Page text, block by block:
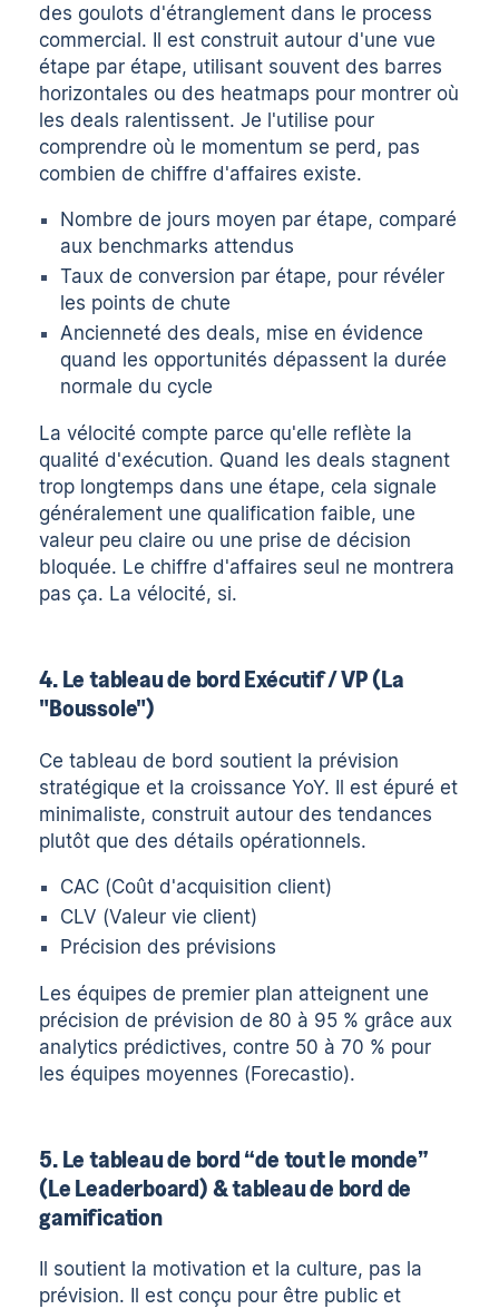
des goulots d'étranglement dans le process
commercial. Il est construit autour d'une vue
étape par étape, utilisant souvent des barres
horizontales ou des heatmaps pour montrer où
les deals ralentissent. Je l'utilise pour
comprendre où le momentum se perd, pas
combien de chiffre d'affaires existe.
Nombre de jours moyen par étape, comparé
aux benchmarks attendus
Taux de conversion par étape, pour révéler
les points de chute
Ancienneté des deals, mise en évidence
quand les opportunités dépassent la durée
normale du cycle
La vélocité compte parce qu'elle reflète la
qualité d'exécution. Quand les deals stagnent
trop longtemps dans une étape, cela signale
généralement une qualification faible, une
valeur peu claire ou une prise de décision
bloquée. Le chiffre d'affaires seul ne montrera
pas ça. La vélocité, si.
4. Le tableau de bord Exécutif / VP (La
"Boussole")
Ce tableau de bord soutient la prévision
stratégique et la croissance YoY. Il est épuré et
minimaliste, construit autour des tendances
plutôt que des détails opérationnels.
CAC (Coût d'acquisition client)
CLV (Valeur vie client)
Précision des prévisions
Les équipes de premier plan atteignent une
précision de prévision de 80 à 95 % grâce aux
analytics prédictives, contre 50 à 70 % pour
les équipes moyennes (Forecastio).
5. Le tableau de bord “de tout le monde”
(Le Leaderboard) & tableau de bord de
gamification
Il soutient la motivation et la culture, pas la
prévision. Il est conçu pour être public et